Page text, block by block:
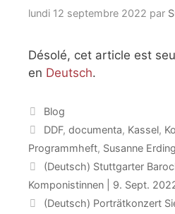
lundi 12 septembre 2022 par
Désolé, cet article est
en Deutsch.
Catégories
Blog
Étiquettes
DDF, documenta, Kassel,
Programmheft, Susanne Erding
(Deutsch) Stuttgarter
Komponistinnen | 9. Sept.
(Deutsch) Porträtkonzert